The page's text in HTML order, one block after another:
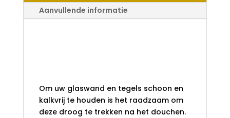
Aanvullende informatie
Om uw glaswand en tegels schoon en
kalkvrij te houden is het raadzaam om
deze droog te trekken na het douchen.